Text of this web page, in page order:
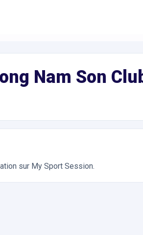
Nam Son
sur My Sport Session.